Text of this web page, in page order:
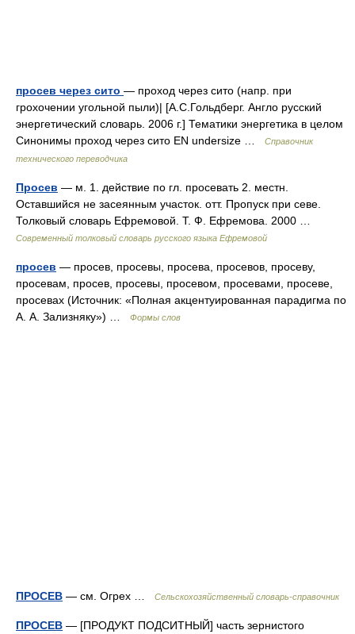
просев через сито — проход через сито (напр. при
грохочении угольной пыли)| [А.С.Гольдберг. Англо русский
энергетический словарь. 2006 г.] Тематики энергетика в целом
Синонимы проход через сито EN undersize …
Справочник
технического переводчика
Просев — м. 1. действие по гл. просевать 2. местн.
Оставшийся не засеянным участок. отт. Пропуск при севе.
Толковый словарь Ефремовой. Т. Ф. Ефремова. 2000 …
Современный толковый словарь русского языка Ефремовой
просев — просев, просевы, просева, просевов, просеву,
просевам, просев, просевы, просевом, просевами, просеве,
просевах (Источник: «Полная акцентуированная парадигма по
А. А. Зализняку») …
Формы слов
ПРОСЕВ — см. Огрех … Сельскохозяйственный словарь-справочник
ПРОСЕВ — [ПРОДУКТ ПОДСИТНЫЙ] часть зернистого